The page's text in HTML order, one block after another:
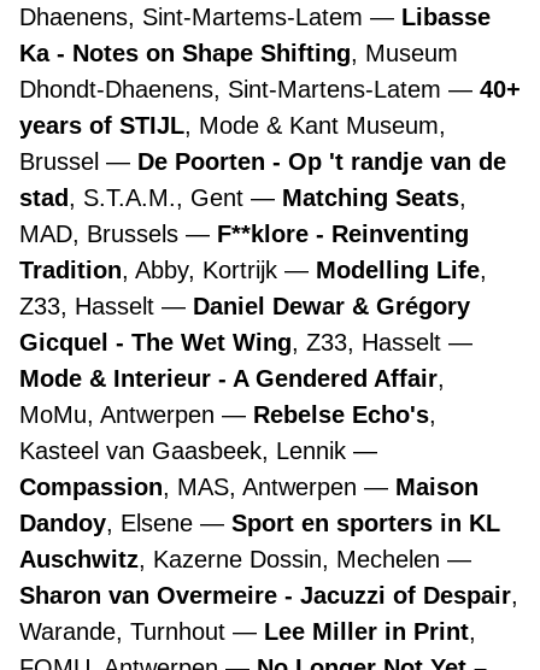
Dhaenens, Sint-Martems-Latem
Libasse
Ka - Notes on Shape Shifting, Museum
Dhondt-Dhaenens, Sint-Martens-Latem
40+
years of STIJL, Mode & Kant Museum,
Brussel
De Poorten - Op 't randje van de
stad, S.T.A.M., Gent Matching Seats,
MAD, Brussels
F**klore - Reinventing
Tradition, Abby, Kortrijk Modelling Life,
Z33, Hasselt
Daniel Dewar & Grégory
Gicquel - The Wet Wing, Z33, Hasselt
Mode & Interieur - A Gendered Affair,
MoMu, Antwerpen
Rebelse Echo's,
Kasteel van Gaasbeek, Lennik
Compassion, MAS, Antwerpen
Maison
Dandoy, Elsene
Sport en sporters in KL
Auschwitz, Kazerne Dossin, Mechelen
Sharon van Overmeire - Jacuzzi of Despair,
Warande, Turnhout
Lee Miller in Print,